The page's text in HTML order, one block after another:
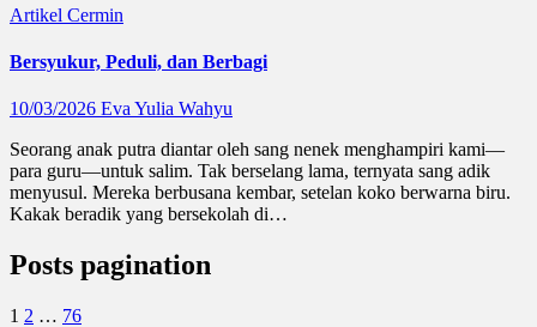
Artikel Cermin
Bersyukur, Peduli, dan Berbagi
10/03/2026 Eva Yulia Wahyu
Seorang anak putra diantar oleh sang nenek menghampiri kami—
para guru—untuk salim. Tak berselang lama, ternyata sang adik
menyusul. Mereka berbusana kembar, setelan koko berwarna biru.
Kakak beradik yang bersekolah di…
Posts pagination
1 2 … 76